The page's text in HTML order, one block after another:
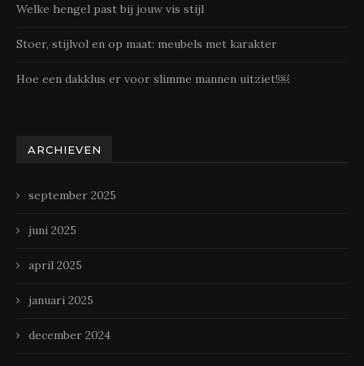
Welke hengel past bij jouw vis stijl
Stoer, stijlvol en op maat: meubels met karakter
Hoe een dakklus er voor slimme mannen uitziet!￼
ARCHIEVEN
september 2025
juni 2025
april 2025
januari 2025
december 2024